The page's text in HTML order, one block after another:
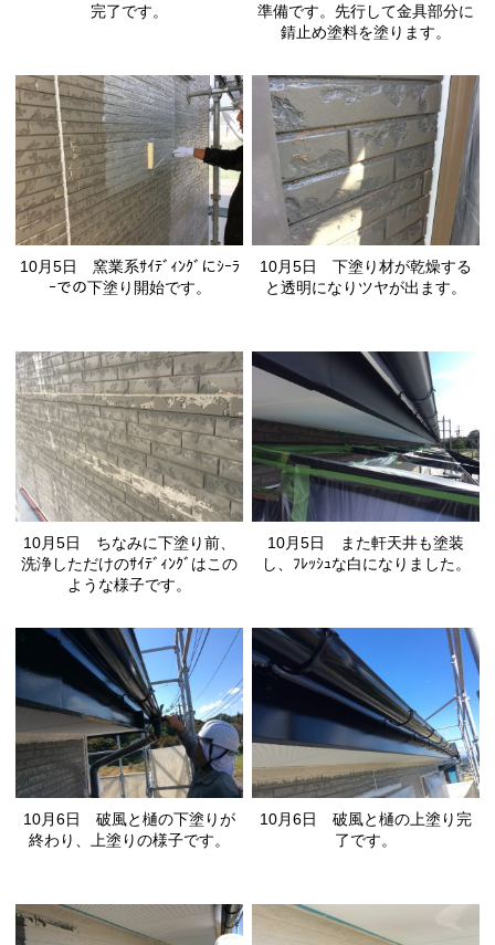
完了です。
準備です。先行して金具部分に
錆止め塗料を塗ります。
10月5日 窯業系ｻｲﾃﾞｨﾝｸﾞにｼｰﾗ
ｰでの下塗り開始です。
10月5日 下塗り材が乾燥する
と透明になりツヤが出ます。
10月5日 ちなみに下塗り前、
洗浄しただけのｻｲﾃﾞｨﾝｸﾞはこの
ような様子です。
10月5日 また軒天井も塗装
し、ﾌﾚｯｼｭな白になりました。
10月6日 破風と樋の下塗りが
終わり、上塗りの様子です。
10月6日 破風と樋の上塗り完
了です。